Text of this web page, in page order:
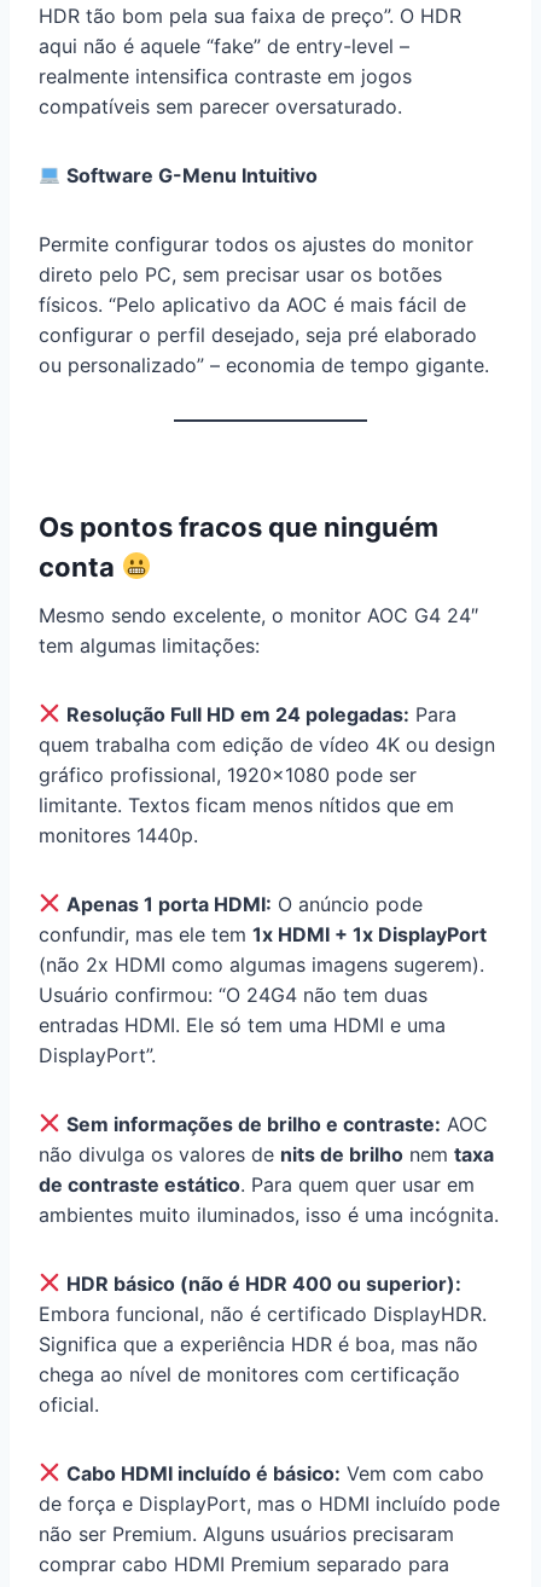
HDR tão bom pela sua faixa de preço”. O HDR
aqui não é aquele “fake” de entry-level –
realmente intensifica contraste em jogos
compatíveis sem parecer oversaturado.
Software G-Menu Intuitivo
Permite configurar todos os ajustes do monitor
direto pelo PC, sem precisar usar os botões
físicos. “Pelo aplicativo da AOC é mais fácil de
configurar o perfil desejado, seja pré elaborado
ou personalizado” – economia de tempo gigante.
Os pontos fracos que ninguém
conta
Mesmo sendo excelente, o monitor AOC G4 24″
tem algumas limitações:
Resolução Full HD em 24 polegadas: Para
quem trabalha com edição de vídeo 4K ou design
gráfico profissional, 1920×1080 pode ser
limitante. Textos ficam menos nítidos que em
monitores 1440p.
Apenas 1 porta HDMI: O anúncio pode
confundir, mas ele tem 1x HDMI + 1x DisplayPort
(não 2x HDMI como algumas imagens sugerem).
Usuário confirmou: “O 24G4 não tem duas
entradas HDMI. Ele só tem uma HDMI e uma
DisplayPort”.
Sem informações de brilho e contraste: AOC
não divulga os valores de nits de brilho nem taxa
de contraste estático. Para quem quer usar em
ambientes muito iluminados, isso é uma incógnita.
HDR básico (não é HDR 400 ou superior):
Embora funcional, não é certificado DisplayHDR.
Significa que a experiência HDR é boa, mas não
chega ao nível de monitores com certificação
oficial.
Cabo HDMI incluído é básico: Vem com cabo
de força e DisplayPort, mas o HDMI incluído pode
não ser Premium. Alguns usuários precisaram
comprar cabo HDMI Premium separado para